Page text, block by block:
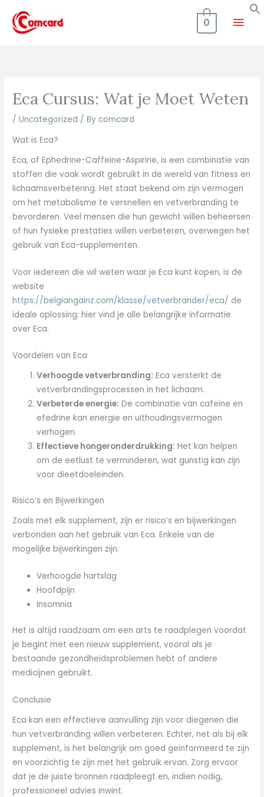
content
Main
0
Eca Cursus: Wat je Moet Weten
/Uncategorized / By comcard
Wat is Eca?
Eca, of Ephedrine-Caffeine-Aspirine, is een combinatie van
stoffen die vaak wordt gebruikt in de wereld van fitness en
lichaamsverbetering. Het staat bekend om zijn vermogen
om het metabolisme te versnellen en vetverbranding te
bevorderen. Veel mensen die hun gewicht willen beheersen
of hun fysieke prestaties willen verbeteren, overwegen het
gebruik van Eca-supplementen.
Voor iedereen die wil weten waar je Eca kunt kopen, is de
website
https://belgiangainz.com/klasse/vetverbrander/eca/ de
ideale oplossing: hier vind je alle belangrijke informatie
over Eca.
Voordelen van Eca
Verhoogde vetverbranding: Eca versterkt de
vetverbrandingsprocessen in het lichaam.
Verbeterde energie: De combinatie van cafeïne en
efedrine kan energie en uithoudingsvermogen
verhogen.
Effectieve hongeronderdrukking: Het kan helpen
om de eetlust te verminderen, wat gunstig kan zijn
voor dieetdoeleinden.
Risico’s en Bijwerkingen
Zoals met elk supplement, zijn er risico’s en bijwerkingen
verbonden aan het gebruik van Eca. Enkele van de
mogelijke bijwerkingen zijn:
Verhoogde hartslag
Hoofdpijn
Insomnia
Het is altijd raadzaam om een arts te raadplegen voordat
je begint met een nieuw supplement, vooral als je
bestaande gezondheidsproblemen hebt of andere
medicijnen gebruikt.
Conclusie
Eca kan een effectieve aanvulling zijn voor diegenen die
hun vetverbranding willen verbeteren. Echter, net als bij elk
supplement, is het belangrijk om goed geïnformeerd te zijn
en voorzichtig te zijn met het gebruik ervan. Zorg ervoor
dat je de juiste bronnen raadpleegt en, indien nodig,
professioneel advies inwint.